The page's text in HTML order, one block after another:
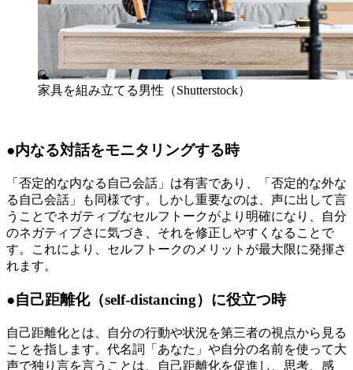
家具を組み立てる男性（Shutterstock）
●内なる対話をモニタリングする時
「否定的な内なる自己会話」は有害であり、「否定的な外な
る自己会話」も同様です。しかし重要なのは、声に出して言
うことでネガティブなセルフトークがより明確になり、自分
のネガティブさに気づき、それを修正しやすくなることで
す。これにより、セルフトークのメリットが最大限に発揮さ
れます。
●自己距離化（self-distancing）に役立つ時
自己距離化とは、自分の行動や状況を第三者の視点から見る
ことを指します。代名詞「あなた」や自分の名前を使って大
声で独り言を言うことは、自己距離化を促進し、思考、感